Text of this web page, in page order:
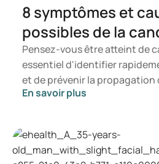
lichaam
8 symptômes et
possibles de la
Pensez-vous être atteint de
essentiel d'identifier
et de prévenir la propagation
Dans cet article, vous
développer. Vous serez ainsi
déterminer à quel moment il
En savoir plus